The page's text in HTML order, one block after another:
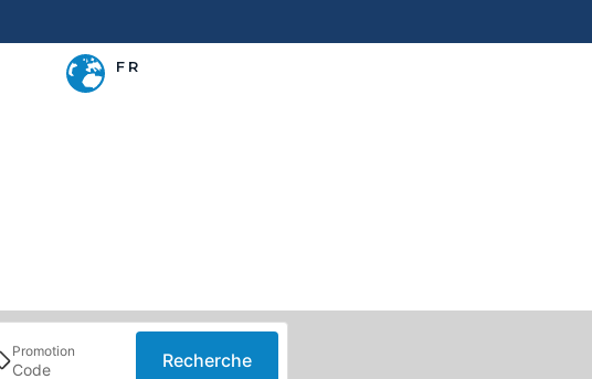
FR
les découvrir.
Promotion Recherche